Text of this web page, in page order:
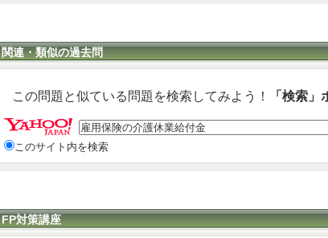
関連・類似の過去問
この問題と似ている問題を検索してみよう！ 「検索」
このサイト内を検索
FP対策講座